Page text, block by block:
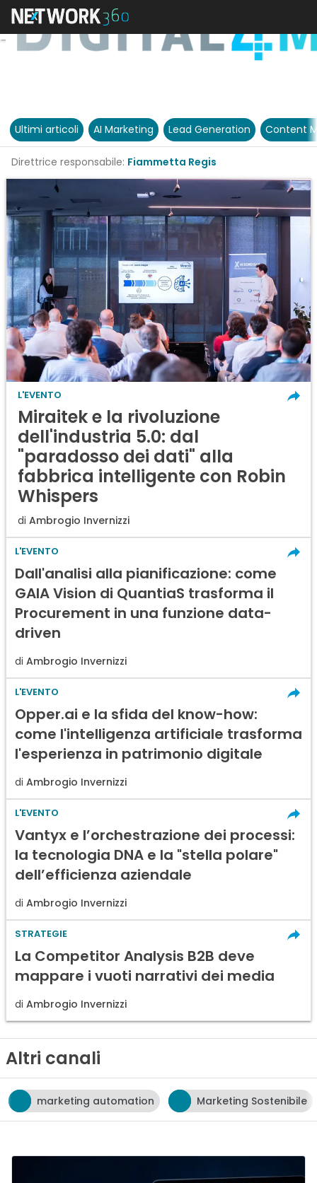
Ultimi articoli AI Marketing Lead Generation Content
Direttrice responsabile: Fiammetta Regis
L'EVENTO
Miraitek e la rivoluzione
dell'industria 5.0: dal
"paradosso dei dati" alla
fabbrica intelligente con Robin
Whispers
di Ambrogio Invernizzi
L'EVENTO
Dall'analisi alla pianificazione: come
GAIA Vision di QuantiaS trasforma il
Procurement in una funzione data-
driven
di Ambrogio Invernizzi
L'EVENTO
Opper.ai e la sfida del know-how:
come l'intelligenza artificiale trasforma
l'esperienza in patrimonio digitale
di Ambrogio Invernizzi
L'EVENTO
Vantyx e l’orchestrazione dei processi:
la tecnologia DNA e la "stella polare"
dell’efficienza aziendale
di Ambrogio Invernizzi
STRATEGIE
La Competitor Analysis B2B deve
mappare i vuoti narrativi dei media
di Ambrogio Invernizzi
Altri canali
Marketing Sostenibile